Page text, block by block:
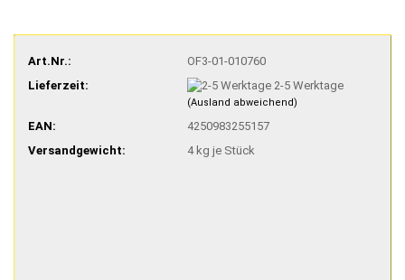
Art.Nr.:
OF3-01-010760
Lieferzeit:
2-5 Werktage
(Ausland abweichend)
EAN:
4250983255157
Versandgewicht:
4kg je Stück